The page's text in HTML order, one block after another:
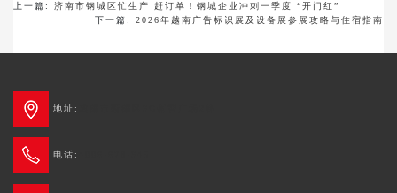
上一篇: 济南市钢城区忙生产 赶订单！钢城企业冲刺一季度 “开门红”
下一篇: 2026年越南广告标识展及设备展参展攻略与住宿指南
地址:
电话: